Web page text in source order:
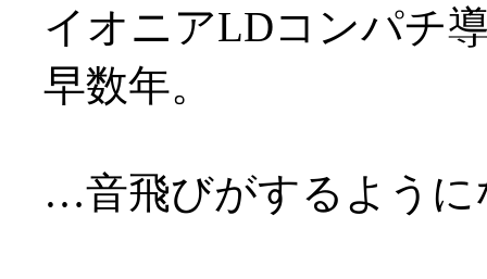
イオニアLDコンパチ
早数年。
…音飛びがするように